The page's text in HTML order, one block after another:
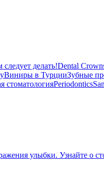
делать!Dental
Виниры в ТурцииЗубные
стоматологияPeriodontics
улыбки. Узнайте о